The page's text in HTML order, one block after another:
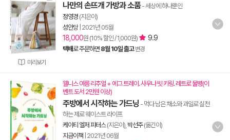
미리보기
나만의 손뜨개 가방과 소품- 세상에 하나뿐인
정영경 (지은이)
성안당| 2021년 05월
18,000원 (10% 할인 / 1,000원) 9.9
택배로 주문하면 8월 10일 출고 변경
웰니스 여름 리추얼 + 에그 트레이. 사우나 빗 키링. 레트로 물병(이
벤트 도서 2만원 이상)
주방에서 시작하는 가드닝 - 먹다 남은 채소와 과일로 실천
하는 제로 웨이스트 라이프
케이티 엘저 피터스(지은이), 박선주(옮긴이)
지금이책 2021년 06월